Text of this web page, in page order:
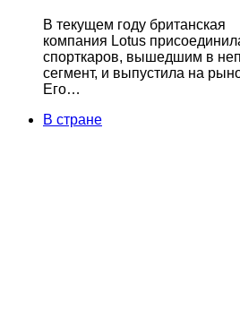
В текущем году британская
компания Lotus
спорткаров, вышедшим в
сегмент, и выпустила на
Его…
В стране